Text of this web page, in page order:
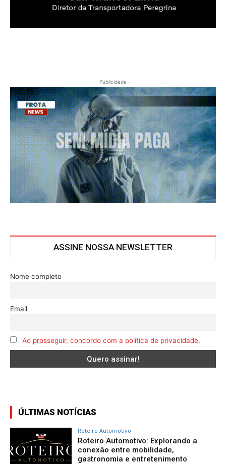
- Publicidade -
ASSINE NOSSA NEWSLETTER
Nome completo
Email
Ao prosseguir, concordo com a política de privacidade.
ÚLTIMAS NOTÍCIAS
Roteiro Automotivo
Roteiro Automotivo: Explorando a
conexão entre mobilidade,
gastronomia e entretenimento